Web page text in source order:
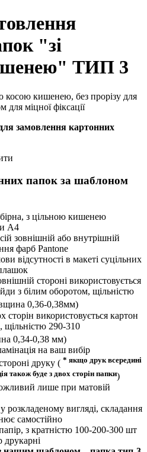
"зі
ТИП 3
косою кишенею, без прорізу для
для міцної фіксації
замовлення картонних
папок за шаблоном
з цільною кишенею
А4
зовнішній або внутрішній
фарб Pantone
відсутності в макеті суцільних
стороні використовується
з білим оборотом, щільністю
0,36-0,38мм)
сторін використовується картон
щільністю 290-310
0,34-0,38 мм)
на ваш вибір
друку ( * якщо друк всередині
також буде з двох сторін папки)
лише при матовій
розкладеному вигляді, складання
самостійно
з кратністю 100-200-300 шт
друкарні